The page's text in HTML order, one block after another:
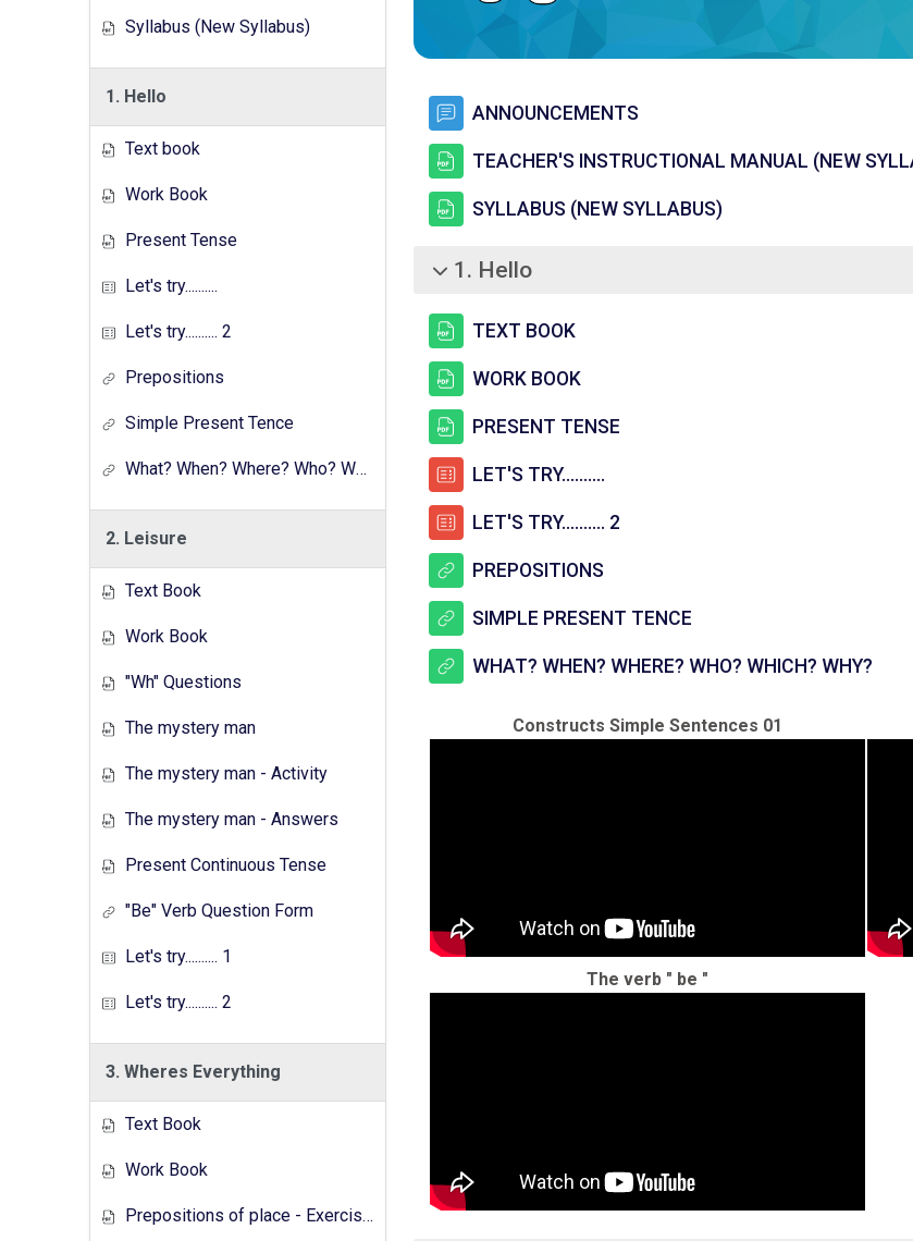
Syllabus (New Syllabus)
1. Hello
Text book
Work Book
Present Tense
Let's try..........
Let's try.......... 2
Prepositions
Simple Present Tence
What? When? Where? Who? Which? Why?
2. Leisure
Text Book
Work Book
"Wh" Questions
The mystery man
The mystery man - Activity
The mystery man - Answers
Present Continuous Tense
"Be" Verb Question Form
Let's try.......... 1
Let's try.......... 2
3. Wheres Everything
Text Book
Work Book
Prepositions of place - Exercises
ANNOUNCEMENTS
TEACHER'S INSTRUCTIONAL MANUAL (NEW
SYLLABUS (NEW SYLLABUS)
சுருக்கு
1. Hello
TEXT BOOK
WORK BOOK
PRESENT TENSE
LET'S TRY..........
LET'S TRY.......... 2புதிர்
PREPOSITIONSURL
SIMPLE PRESENT TENCEURL
WHAT? WHEN? WHERE? WHO? WHICH? WHY?URL
Constructs Simple Sentences 01
The verb " be "